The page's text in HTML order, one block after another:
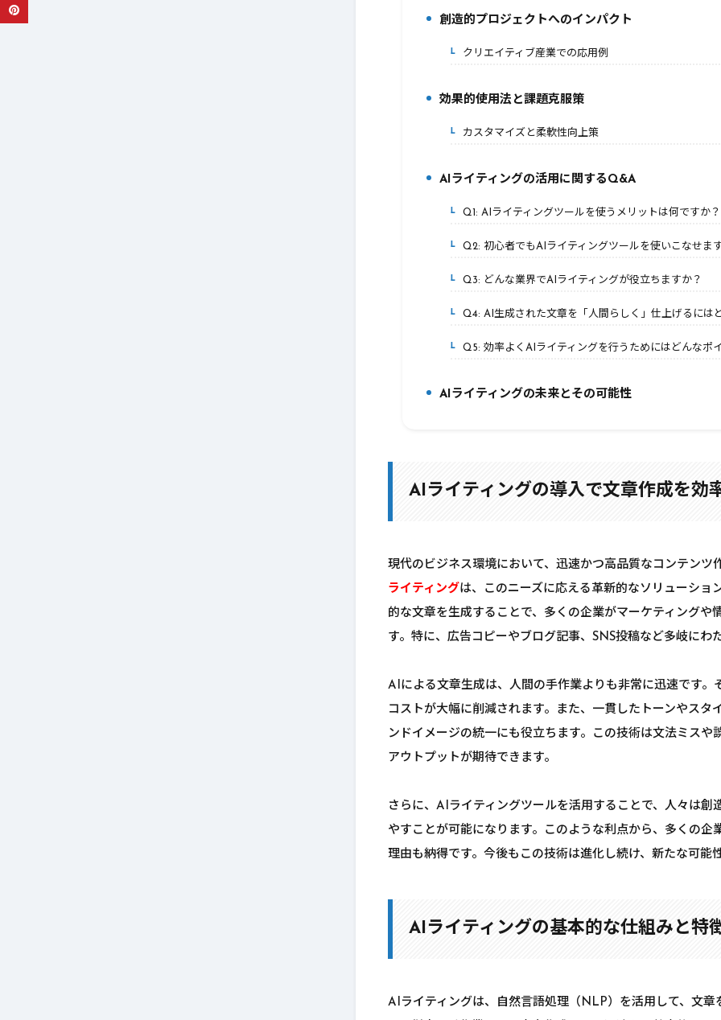
5.
創造的プロジェクトへのインパクト
5-1.クリエイティブ産業での応用例
6.
効果的使用法と課題克服策
6-1.カスタマイズと柔軟性向上策
7.
AIライティングの活用に関するQ&A
7-1.Q1: AIライティングツールを使うメリットは何ですか？
7-2.Q2: 初心者でもAIライティングツールを使いこなせま
7-3.Q3: どんな業界でAIライティングが役立ちますか？
7-4.Q4: AI生成された文章を「人間らしく」仕上げるには
7-5.Q5: 効率よくAIライティングを行うためにはどんなポ
8.
AIライティングの未来とその可能性
AIライティングの導入で文章作成を効
現代のビジネス環境において、迅速かつ高品質なコンテンツ
ライティング は、このニーズに応える革新的なソリューショ
的な文章を生成することで、多くの企業がマーケティングや
す。特に、広告コピーやブログ記事、SNS投稿など多岐にわ
AIによる文章生成は、人間の手作業よりも非常に迅速です。
コストが大幅に削減されます。また、一貫したトーンやスタ
ンドイメージの統一にも役立ちます。この技術は文法ミスや
アウトプットが期待できます。
さらに、AIライティングツールを活用することで、人々は
やすことが可能になります。このような利点から、多くの企
理由も納得です。今後もこの技術は進化し続け、新たな可能
AIライティングの基本的な仕組みと特
AIライティングは、自然言語処理（NLP）を活用して、文章